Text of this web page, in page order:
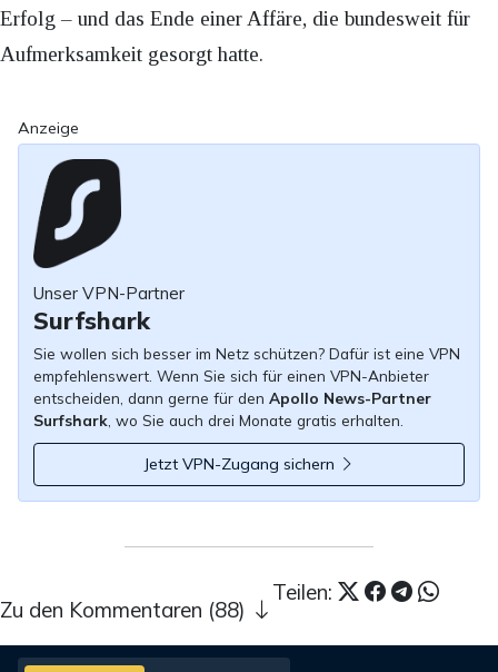
Erfolg – und das Ende einer Affäre, die bundesweit für
Aufmerksamkeit gesorgt hatte.
Anzeige
Unser VPN-Partner
Surfshark
Sie wollen sich besser im Netz schützen? Dafür ist eine VPN
empfehlenswert. Wenn Sie sich für einen VPN-Anbieter
entscheiden, dann gerne für den Apollo News-Partner
Surfshark, wo Sie auch drei Monate gratis erhalten.
Jetzt VPN-Zugang sichern
Teilen:
Zu den Kommentaren (88)